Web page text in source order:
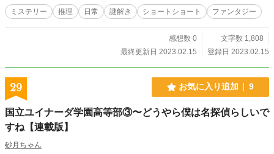
ミステリー 推理 日常 謎解き ショートショート ファンタジー
感想数 0
文字数 1,808
最終更新日 2023.02.15
登録日 2023.02.15
29 お気に入り追加 9
国立ユイナーダ学園高等部③〜どうやら僕は名探偵らしいで
すね【連載版】
砂月ちゃん